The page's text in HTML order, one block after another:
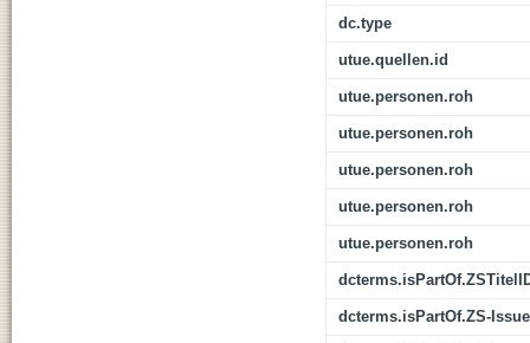
dc.type
utue.quellen.id
utue.personen.roh
utue.personen.roh
utue.personen.roh
utue.personen.roh
utue.personen.roh
dcterms.isPartOf.ZS-Issue